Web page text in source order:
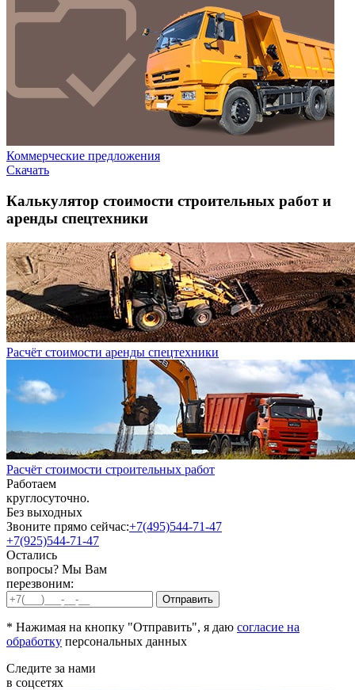
Коммерческие предложения
Скачать
Калькулятор стоимости строительных работ и
аренды спецтехники
Расчёт стоимости аренды спецтехники
Расчёт стоимости строительных работ
Работаем
круглосуточно.
Без выходных
Звоните прямо сейчас:+7(495)544-71-47
+7(925)544-71-47
Остались
вопросы? Мы Вам
перезвоним:
* Нажимая на кнопку "Отправить", я даю согласие на
обработку персональных данных
Следите за нами
в соцсетях